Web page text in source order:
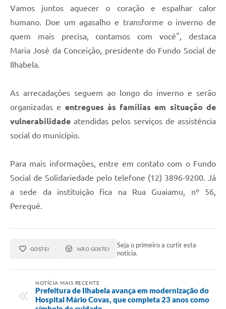
Vamos juntos aquecer o coração e espalhar calor
humano. Doe um agasalho e transforme o inverno de
quem mais precisa, contamos com você", destaca
Maria José da Conceição, presidente do Fundo Social de
Ilhabela.
As arrecadações seguem ao longo do inverno e serão
organizadas e entregues às famílias em situação de
vulnerabilidade atendidas pelos serviços de assistência
social do município.
Para mais informações, entre em contato com o Fundo
Social de Solidariedade pelo telefone (12) 3896-9200. Já
a sede da instituição fica na Rua Guaiamu, nº 56,
Perequê.
GOSTEI NÃO GOSTEI
Seja o primeiro a curtir esta
notícia.
NOTÍCIA MAIS RECENTE
Prefeitura de Ilhabela avança em modernização do
Hospital Mário Covas, que completa 23 anos como